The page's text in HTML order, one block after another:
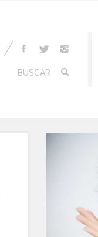
BUSCAR